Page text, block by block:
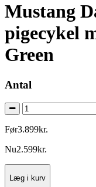
Mustang
pigecykel
Green
Antal
Før3.899kr.
Nu2.599kr.
Læg i kurv